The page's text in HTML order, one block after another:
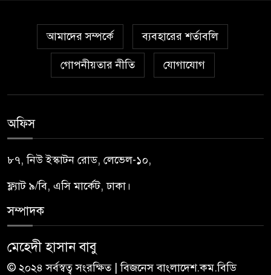
আমাদের সম্পর্কে ব্যবহারের শর্তাবলি
গোপনীয়তার নীতি যোগাযোগ
অফিস
৮৭, নিউ ইস্কাটন রোড, লেভেল-১০,
ফ্ল্যাট ৯/বি, এসি মার্কেট, ঢাকা।
সম্পাদক
মেহেদী হাসান বাবু
© ২০২৪ সর্বস্বত্ব সংরক্ষিত | বিজনেস বাংলাদেশ.কম.বিডি